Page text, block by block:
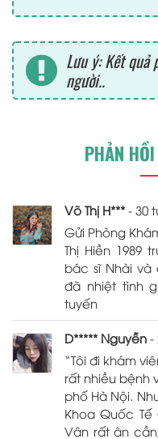
Lưu ý: Kết quả
người..
PHẢN
Võ Thị H*** - 30
Gửi Phòng
Thị Hiền 1989
bác sĩ Nhài và
đã nhiệt tình
tuyến
D***** Nguyễn -
“Tôi đi khám
rất nhiều bệnh
phố Hà Nội.
Khoa Quốc
Vân rất ân